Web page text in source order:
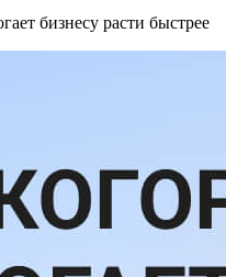
бизнесу расти быстрее